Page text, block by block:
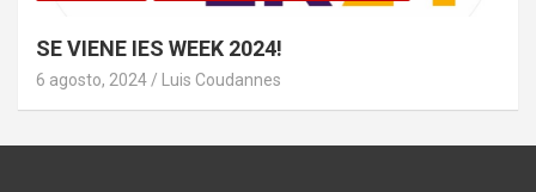
SE VIENE IES WEEK 2024!
6 agosto, 2024 Luis Coudannes